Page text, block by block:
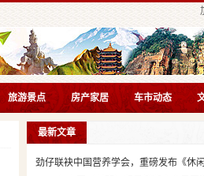
旅游景点 房产家居 车市动态
最新文章
劲仔联袂中国营养学会，重磅发布《休